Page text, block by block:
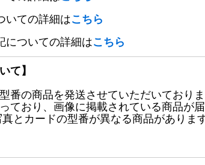
いての詳細はこちら
についての詳細はこちら
て】
番の商品を発送させていただいておりま
ており、画像に掲載されている商品が
とカードの型番が異なる商品がありま